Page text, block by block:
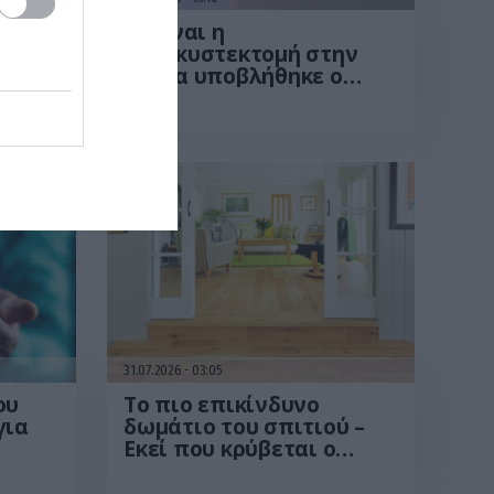
Τι είναι η
χολοκυστεκτομή στην
οποία υποβλήθηκε ο
31.07.2026 03:05
Το πιο επικίνδυνο
δωμάτιο του σπιτιού –
Εκεί που κρύβεται ο